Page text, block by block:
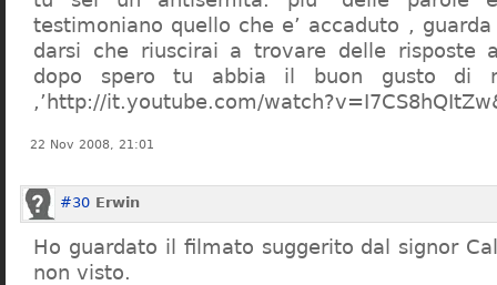
testimoniano quello che e’ accaduto , guarda
darsi che riuscirai a trovare delle risposte
dopo spero tu abbia il buon gusto di
,’http://it.youtube.com/
22 Nov 2008, 21:01
#30 Erwin
Ho guardato il filmato suggerito dal signor
non visto.